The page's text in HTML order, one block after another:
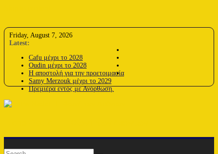
Friday, August 7, 2026
Latest:
Cafu μέχρι το 2028
Oudin μέχρι το 2028
Η αποστολή για την προετοιμασία
Samy Merzouk μέχρι το 2029
Πρεμιέρα εντός με Ανόρθωση.